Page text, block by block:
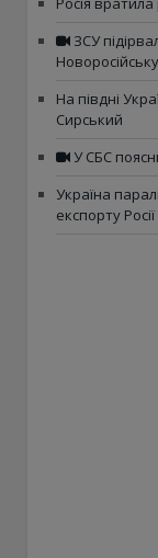
ЗСУ
На півдні
Сирський
У СБС
Україна
експорту